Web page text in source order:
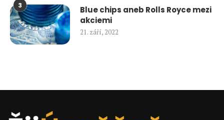
3
Blue chips aneb Rolls Royce mezi
akciemi
21. září, 2022